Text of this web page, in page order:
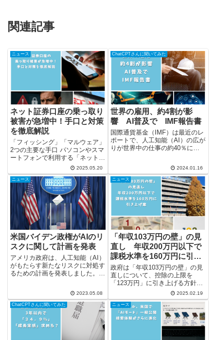
関連記事
ニュース
ネット証券口座の乗っ取り
被害が急増中！手口と対策
を徹底解説
「フィッシング」「マルウェア」
2つの主要な手口 パソコンやスマ
ートフォンで利用する「ネット証
券の口座」が乗っ取られる被害
が、今年に入り急増しています。
こうした被害の主な手口は、次の
2つです。 1つ目は「フィッシン
グ」。これは偽のメールやSM...
2025.05.20
ChatCPTさんに聞いてみた
世界の雇用、約4割が影
響 AI普及で IMF報告書
国際通貨基金（IMF）は最近のレ
ポートで、人工知能（AI）の広が
りが世界中の仕事の約40％に影
が失業を引き起こし、経済的な格
差を増大させる危険性についても
警告しています。 先進国...
2024.01.16
ニュース
米国バイデン政権がAIのリ
スクに関して計画を発表
アメリカ政府は、人工知能（AI）
がもたらす新たなリスクに対処す
るための計画を発表しました。こ
学財団（NSF）から1億4000万ド
ル（約190億円）を出資して、7
つの国立AI研究機...
2023.05.08
ニュース
「年収103万円の壁」の見
直し 年収200万円以下で
課税水準を160万円に引き
上げ案
政府は「年収103万円の壁」の見
直しについて、控除の上限を
「123万円」に引き上げる方針を
閣議決定しています。 こうした
中、約2カ月ぶりに再開された自
民・公明・国民民主の3党による
税制協議において、自民党は新た
な案を提示しました。この案で
2025.02.19
ChatCPTさんに聞いてみた ニュース